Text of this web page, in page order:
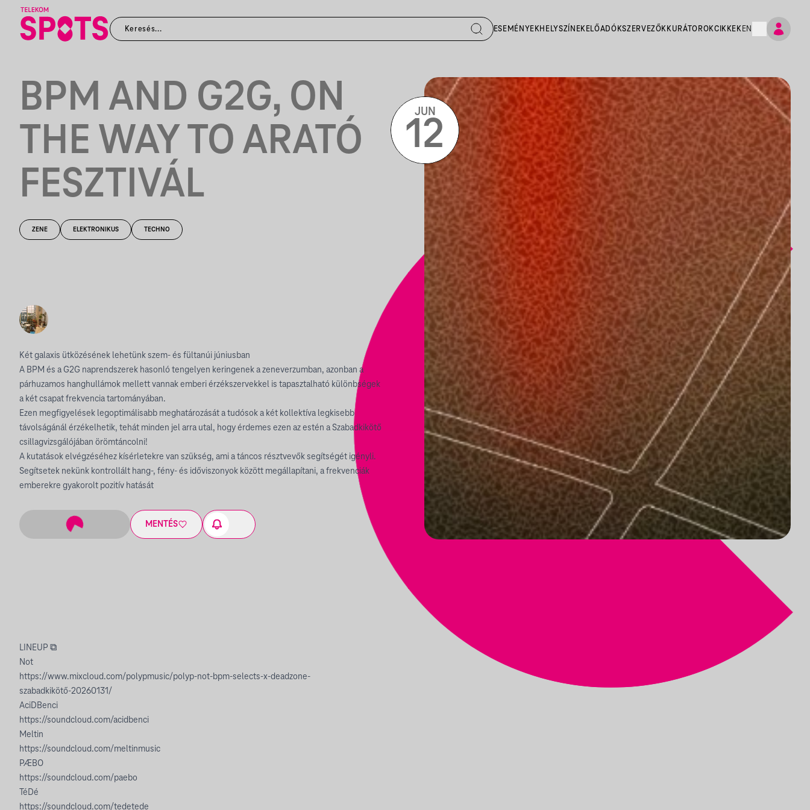
ESEMÉNYEKHELYSZÍNEK ELŐADÓKSZERVEZŐK KURÁTOROKCIKKEK EN
BPM AND G2G, ON
THE WAY TO ARATÓ
FESZTIVÁL
ZENE ELEKTRONIKUS TECHNO
Két galaxis ütközésének lehetünk szem- és fültanúi júniusban
A BPM és a G2G naprendszerek hasonló tengelyen keringenek a zeneverzumban, azonban a
párhuzamos hanghullámok mellett vannak emberi érzékszervekkel is tapasztalható különbségek
a két csapat frekvencia tartományában.
Ezen megfigyelések legoptimálisabb meghatározását a tudósok a két kollektíva legkisebb
távolságánál érzékelhetik, tehát minden jel arra utal, hogy érdemes ezen az estén a Szabadkikötő
csillagvizsgálójában örömtáncolni!
A kutatások elvégzéséhez kísérletekre van szükség, ami a táncos résztvevők segítségét igényli.
Segítsetek nekünk kontrollált hang-, fény- és időviszonyok között megállapítani, a frekvenciák
emberekre gyakorolt pozitív hatását
MENTÉS
JUN
12
LINEUP ⧉
Not
https://www.mixcloud.com/polypmusic/polyp-not-bpm-selects-x-deadzone-
szabadkikötő-20260131/
AciDBenci
https://soundcloud.com/acidbenci
Meltin
https://soundcloud.com/meltinmusic
PÆBO
https://soundcloud.com/paebo
TéDé
https://soundcloud.com/tedetede